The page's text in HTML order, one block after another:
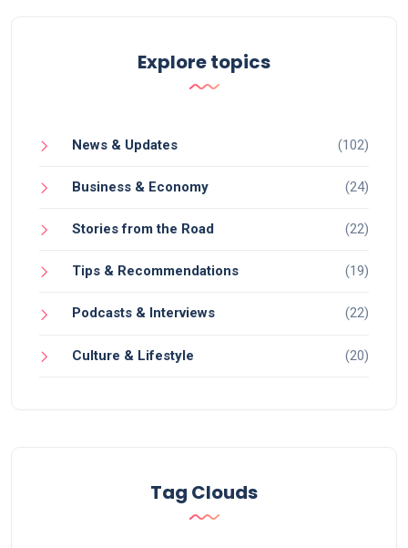
Explore topics
News & Updates (102)
Business & Economy (24)
Stories from the Road (22)
Tips & Recommendations (19)
Podcasts & Interviews (22)
Culture & Lifestyle (20)
Tag Clouds